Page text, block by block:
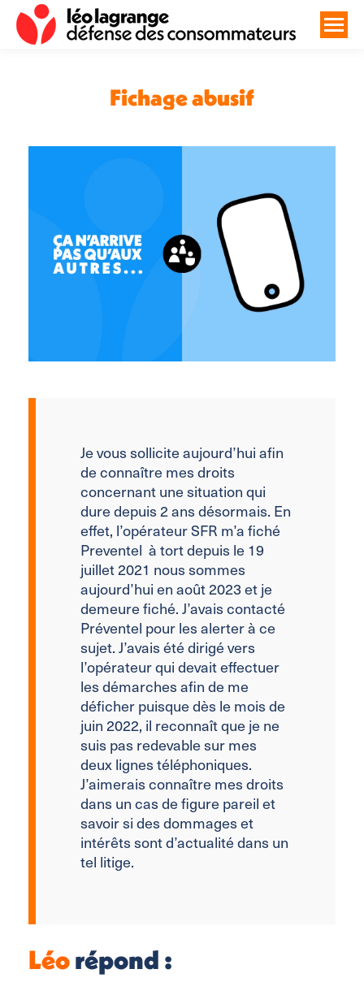
Fichage abusif
Je vous sollicite aujourd’hui afin
de connaître mes droits
concernant une situation qui
dure depuis 2 ans désormais. En
effet, l’opérateur SFR m’a fiché
Preventel à tort depuis le 19
juillet 2021 nous sommes
aujourd’hui en août 2023 et je
demeure fiché. J’avais contacté
Préventel pour les alerter à ce
sujet. J’avais été dirigé vers
l’opérateur qui devait effectuer
les démarches afin de me
déficher puisque dès le mois de
juin 2022, il reconnaît que je ne
suis pas redevable sur mes
deux lignes téléphoniques.
J’aimerais connaître mes droits
dans un cas de figure pareil et
savoir si des dommages et
intérêts sont d’actualité dans un
tel litige.
Léorépond :